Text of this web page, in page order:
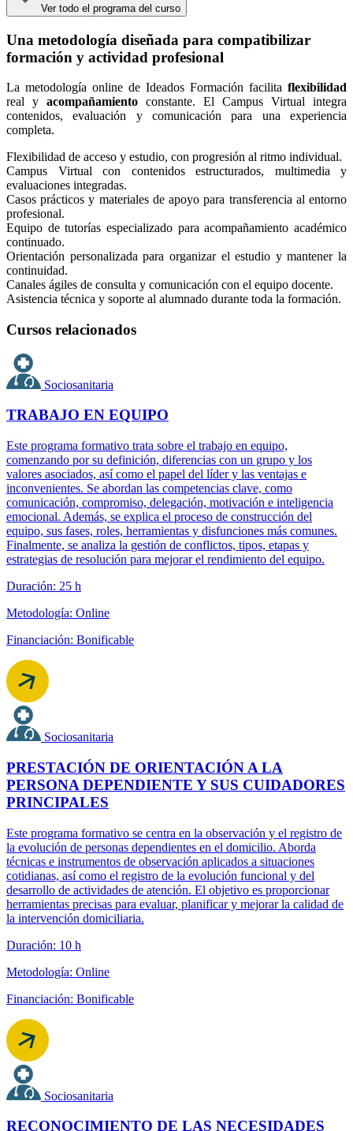
Ver todo el programa del curso
Una metodología diseñada para compatibilizar
formación y actividad profesional
La metodología online de Ideados Formación facilita flexibilidad
real y acompañamiento constante. El Campus Virtual integra
contenidos, evaluación y comunicación para una experiencia
completa.
Flexibilidad de acceso y estudio, con progresión al ritmo individual.
Campus Virtual con contenidos estructurados, multimedia y
evaluaciones integradas.
Casos prácticos y materiales de apoyo para transferencia al entorno
profesional.
Equipo de tutorías especializado para acompañamiento académico
continuado.
Orientación personalizada para organizar el estudio y mantener la
continuidad.
Canales ágiles de consulta y comunicación con el equipo docente.
Asistencia técnica y soporte al alumnado durante toda la formación.
Cursos relacionados
Sociosanitaria
TRABAJO EN EQUIPO
Este programa formativo trata sobre el trabajo en equipo,
comenzando por su definición, diferencias con un grupo y los
valores asociados, así como el papel del líder y las ventajas e
inconvenientes. Se abordan las competencias clave, como
comunicación, compromiso, delegación, motivación e inteligencia
emocional. Además, se explica el proceso de construcción del
equipo, sus fases, roles, herramientas y disfunciones más comunes.
Finalmente, se analiza la gestión de conflictos, tipos, etapas y
estrategias de resolución para mejorar el rendimiento del equipo.
Duración: 25 h
Metodología: Online
Financiación: Bonificable
Sociosanitaria
PRESTACIÓN DE ORIENTACIÓN A LA
PERSONA DEPENDIENTE Y SUS CUIDADORES
PRINCIPALES
Este programa formativo se centra en la observación y el registro de
la evolución de personas dependientes en el domicilio. Aborda
técnicas e instrumentos de observación aplicados a situaciones
cotidianas, así como el registro de la evolución funcional y del
desarrollo de actividades de atención. El objetivo es proporcionar
herramientas precisas para evaluar, planificar y mejorar la calidad de
la intervención domiciliaria.
Duración: 10 h
Metodología: Online
Financiación: Bonificable
Sociosanitaria
RECONOCIMIENTO DE LAS NECESIDADES